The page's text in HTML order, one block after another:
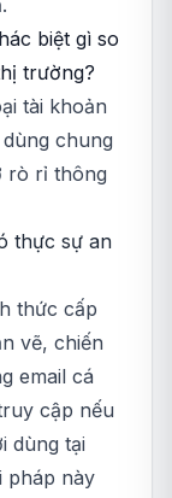
biệt gì so
trường?
tài khoản
chung
rò rỉ thông
thực sự an
thức cấp
vẽ, chiến
email cá
cập nếu
dùng tại
pháp này